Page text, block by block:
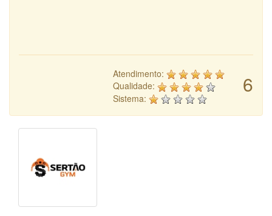
6
Atendimento:
Qualidade:
Sistema: